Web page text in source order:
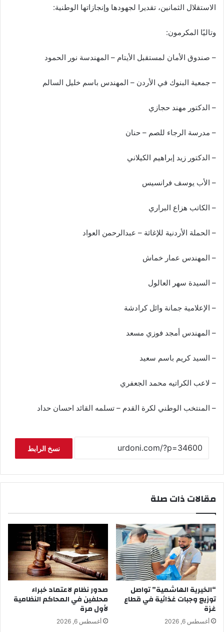
الاستقلال الثمانين، تقديرا لجهودها وإنجازاتها الوطنية:
وتاليًا المكرمون:
– صندوق الأمان لمستقبل الأيتام – المهندسة نور الحمود
– جمعية البنوك في الأردن – المهندس باسم خليل السالم
– الدكتور مهند حجازي
– مدرسة الرجاء للصم – حنان
– الدكتور زيد إبراهيم الكيلاني
– الأب يوسف فرانسيس
– الكاتب هزاع البراري
– الحملة الأردنية للإغاثة – عبدالرحمن العواد
– المهندس عمار خماش
– السيدة سهر العالول
– الإعلامية جمانة وائل كرادشة
– المهندس أمجد فوزي مسعد
– السيد كريم باسم سعيد
– لاعب الكراتيه محمد الجعفري
– المنتخب الوطني لكرة القدم – تسلمه القائد احسان حداد
نسخ الرابط
مقالات ذات صلة
“الخيرية الهاشمية” تواصل
توزيع وجبات غذائية في قطاع
غزة
أغسطس 6, 2026
صدور نظام لاعتماد خبراء
محلفين في المحاكم النظامية
لأول مرة
أغسطس 6, 2026